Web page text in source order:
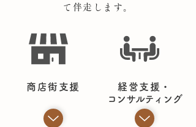
て伴走します。
商店街支援
経営支援・
​コンサルティング